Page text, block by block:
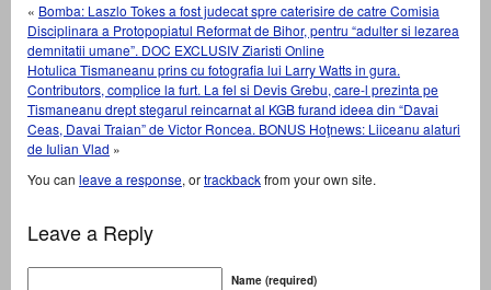
« Bomba: Laszlo Tokes a fost judecat spre caterisire de catre Comisia
Disciplinara a Protopopiatul Reformat de Bihor, pentru “adulter si lezarea
demnitatii umane”. DOC EXCLUSIV Ziaristi Online
Hotulica Tismaneanu prins cu fotografia lui Larry Watts in gura.
Contributors, complice la furt. La fel si Devis Grebu, care-l prezinta pe
Tismaneanu drept stegarul reincarnat al KGB furand ideea din “Davai
Ceas, Davai Traian” de Victor Roncea. BONUS Hoţnews: Liiceanu alaturi
de Iulian Vlad »
You can leave a response, ortrackbackfrom your own site.
Leave a Reply
Name (required)